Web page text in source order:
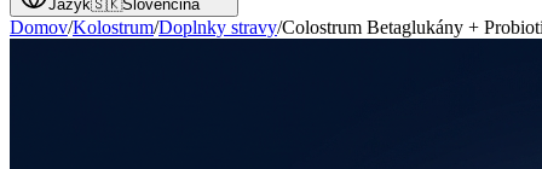
Jazyk🇸🇰Slovenčina
Domov/Kolostrum/Doplnky stravy/Colostrum Betaglukány +